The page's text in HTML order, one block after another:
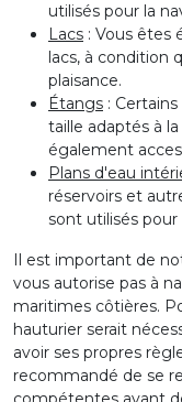
utilisés pour la
Lacs : Vous êtes
lacs, à condition
plaisance.
Étangs :
taille adaptés à
également
Plans d'eau
réservoirs et
sont utilisés pour
Il est important de
vous autorise pas à
maritimes côtières.
hauturier serait
avoir ses propres
recommandé de se